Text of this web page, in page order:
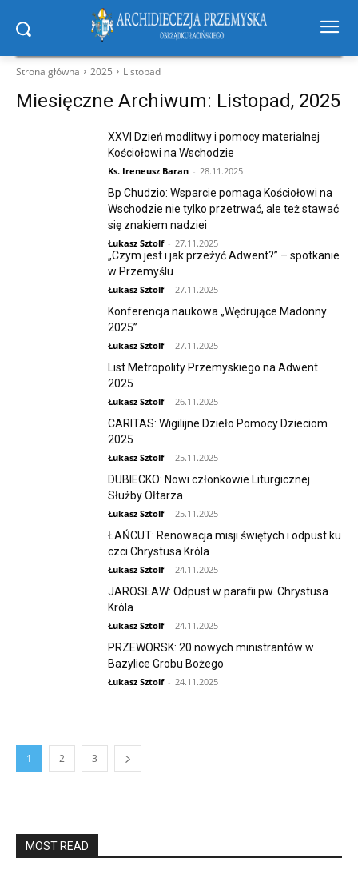
Strona główna 2025 Listopad
Miesięczne Archiwum: Listopad, 2025
XXVI Dzień modlitwy i pomocy materialnej
Kościołowi na Wschodzie
Ks. Ireneusz Baran - 28.11.2025
Bp Chudzio: Wsparcie pomaga Kościołowi na
Wschodzie nie tylko przetrwać, ale też stawać
się znakiem nadziei
Łukasz Sztolf - 27.11.2025
„Czym jest i jak przeżyć Adwent?” – spotkanie
w Przemyślu
Łukasz Sztolf - 27.11.2025
Konferencja naukowa „Wędrujące Madonny
2025”
Łukasz Sztolf - 27.11.2025
List Metropolity Przemyskiego na Adwent
2025
Łukasz Sztolf - 26.11.2025
CARITAS: Wigilijne Dzieło Pomocy Dzieciom
2025
Łukasz Sztolf - 25.11.2025
DUBIECKO: Nowi członkowie Liturgicznej
Służby Ołtarza
Łukasz Sztolf - 25.11.2025
ŁAŃCUT: Renowacja misji świętych i odpust ku
czci Chrystusa Króla
Łukasz Sztolf - 24.11.2025
JAROSŁAW: Odpust w parafii pw. Chrystusa
Króla
Łukasz Sztolf - 24.11.2025
PRZEWORSK: 20 nowych ministrantów w
Bazylice Grobu Bożego
Łukasz Sztolf - 24.11.2025
1 2 3
MOST READ